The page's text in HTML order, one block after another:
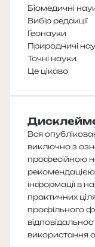
Біомедичні
Вибір редакції
Геонауки
Природничі
Точні науки
Це цікаво
Вся
виключно з
професійною
інформації в
практичних
профільного
використання